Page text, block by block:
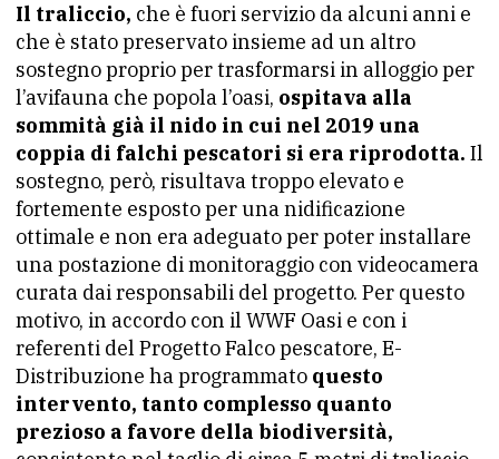
Il traliccio, che è fuori servizio da alcuni anni e
che è stato preservato insieme ad un altro
sostegno proprio per trasformarsi in alloggio per
l’avifauna che popola l’oasi, ospitava alla
sommità già il nido in cui nel 2019 una
coppia di falchi pescatori si era riprodotta. Il
sostegno, però, risultava troppo elevato e
fortemente esposto per una nidificazione
ottimale e non era adeguato per poter installare
una postazione di monitoraggio con videocamera
curata dai responsabili del progetto. Per questo
motivo, in accordo con il WWF Oasi e con i
referenti del Progetto Falco pescatore, E-
Distribuzione ha programmato questo
intervento, tanto complesso quanto
prezioso a favore della biodiversità,